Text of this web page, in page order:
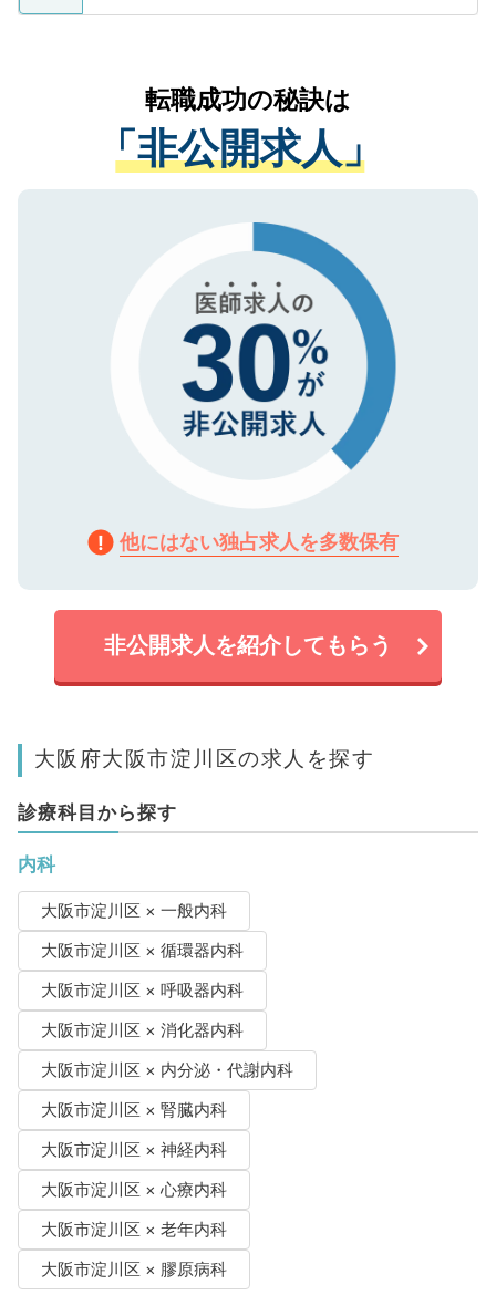
ているすべての個人データはご本人の許可
は、個人情報の取り扱いについての厳密な
管理基準を満たした事業者のみに付与され
る、プライバシーマークを取得済みです。
で、機密保持に関してもご安心ください。
かがいして、現在の医療機関の状況や紹介
経験をまじえながら、適切なアドバイスを
させていただきます。すぐにご転職をされ
ない方には、長期的なサポートが可能です
ので、まずはご登録ください。
転職成功の秘訣は
「非公開求人」
他にはない独占求人を多数保有
非公開求人を紹介してもらう
大阪府大阪市淀川区の求人を探す
診療科目から探す
内科
大阪市淀川区 × 一般内科
大阪市淀川区 × 循環器内科
大阪市淀川区 × 呼吸器内科
大阪市淀川区 × 消化器内科
大阪市淀川区 × 内分泌・代謝内科
大阪市淀川区 × 腎臓内科
大阪市淀川区 × 神経内科
大阪市淀川区 × 心療内科
大阪市淀川区 × 老年内科
大阪市淀川区 × 膠原病科